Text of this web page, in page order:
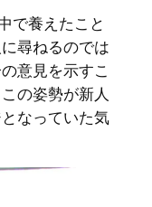
で養えたこと
尋ねるのでは
意見を示すこ
の姿勢が新人
なっていた気